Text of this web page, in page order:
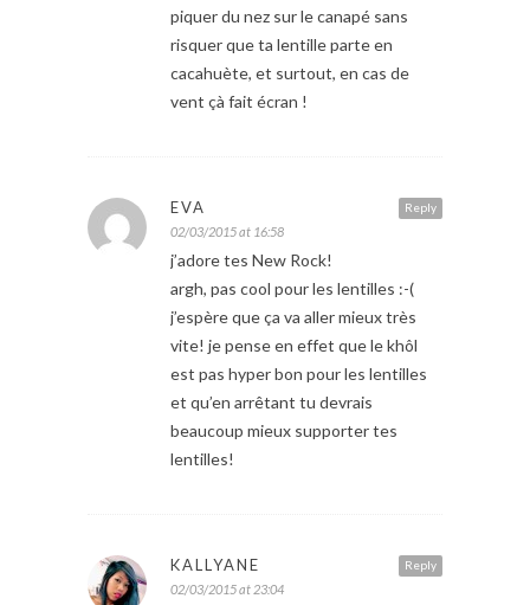
piquer du nez sur le canapé sans
risquer que ta lentille parte en
cacahuète, et surtout, en cas de
vent çà fait écran !
Reply
EVA
02/03/2015 at 16:58
j’adore tes New Rock!
argh, pas cool pour les lentilles :-(
j’espère que ça va aller mieux très
vite! je pense en effet que le khôl
est pas hyper bon pour les lentilles
et qu’en arrêtant tu devrais
beaucoup mieux supporter tes
lentilles!
Reply
KALLYANE
02/03/2015 at 23:04